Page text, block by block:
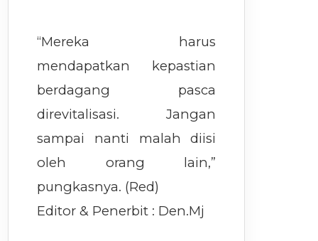
“Mereka harus
mendapatkan kepastian
berdagang pasca
direvitalisasi. Jangan
sampai nanti malah diisi
oleh orang lain,”
pungkasnya. (Red)
Editor & Penerbit : Den.Mj